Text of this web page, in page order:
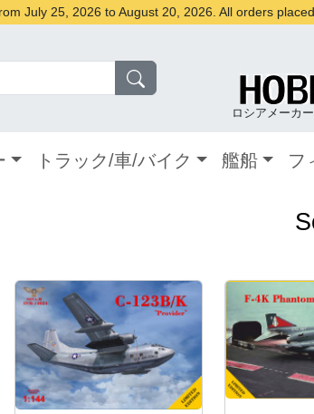
July 25, 2026 to August 20, 2026. All orders
ロシアメーカ
トラック/車/バイク 艦船 フ